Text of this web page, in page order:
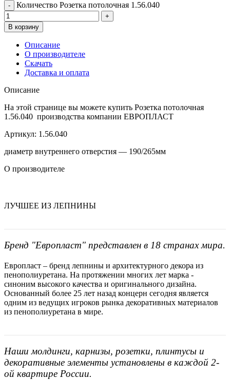
Количество Розетка потолочная 1.56.040
В корзину
Описание
О производителе
Скачать
Доставка и оплата
Описание
На этой странице вы можете купить Розетка потолочная
1.56.040 производства компании ЕВРОПЛАСТ
Артикул: 1.56.040
диаметр внутреннего отверстия — 190/265мм
О производителе
ЛУЧШЕЕ ИЗ ЛЕПНИНЫ
Бренд "Европласт" представлен в 18 странах мира.
Европласт – бренд лепнины и архитектурного декора из
пенополиуретана. На протяжении многих лет марка -
синоним высокого качества и оригинального дизайна.
Основанный более 25 лет назад концерн сегодня является
одним из ведущих игроков рынка декоративных материалов
из пенополиуретана в мире.
Наши молдинги, карнизы, розетки, плинтусы и
декоративные элементы установлены в каждой 2-
ой квартире России.